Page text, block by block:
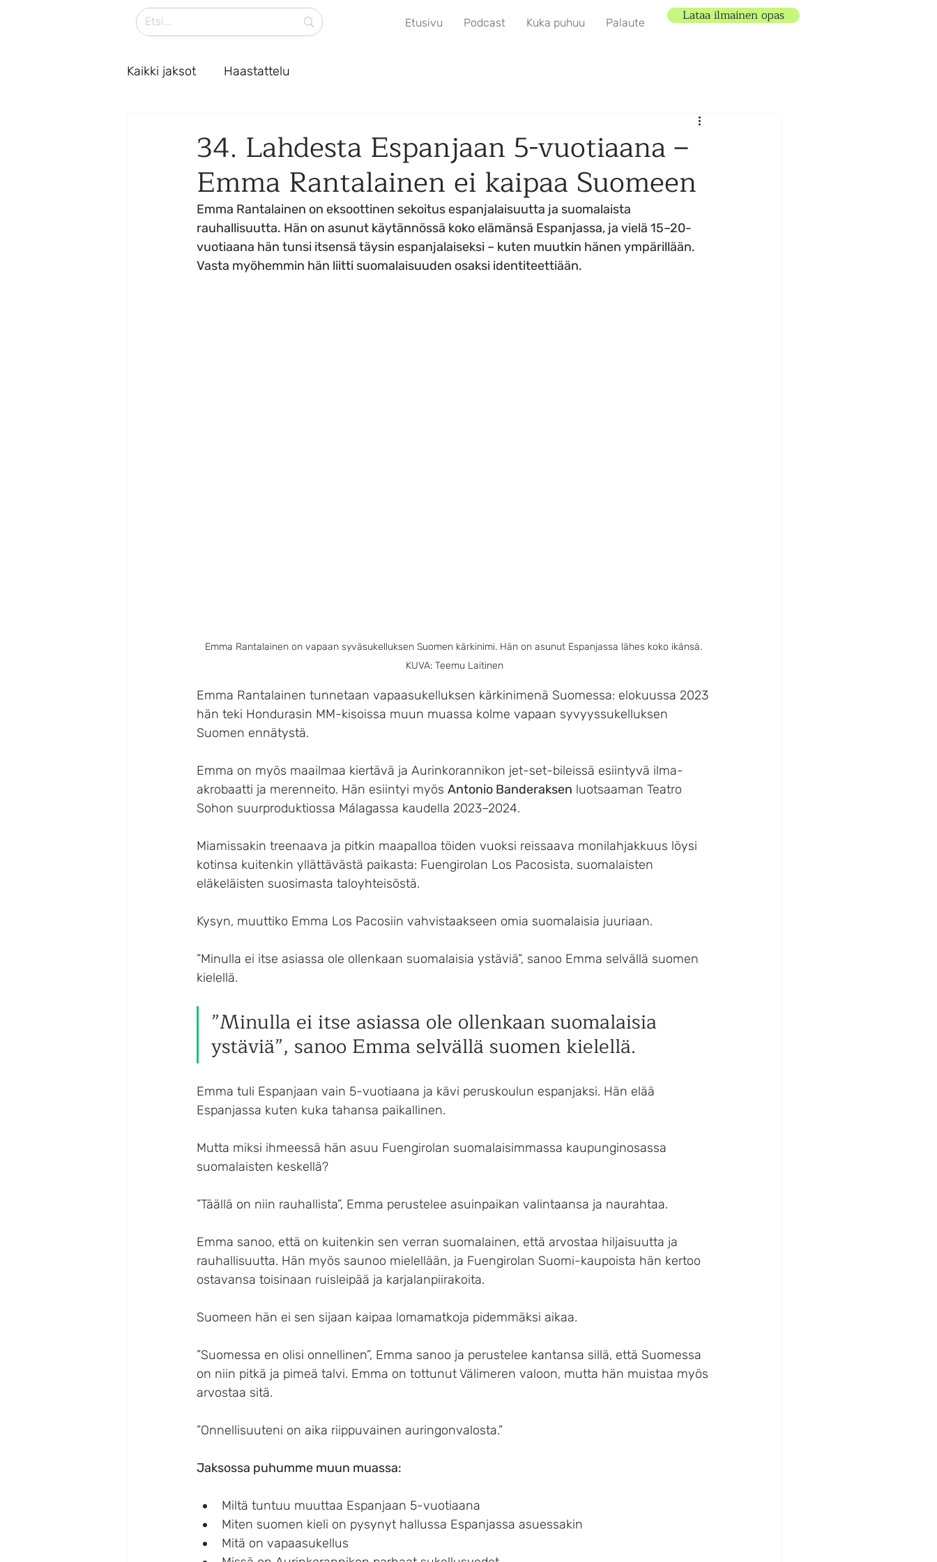
Etusivu Podcast Kuka puhuu Palaute Lataa ilmainen opas
Kaikki jaksot Haastattelu
34. Lahdesta Espanjaan 5-vuotiaana –
Emma Rantalainen ei kaipaa Suomeen
Emma Rantalainen on eksoottinen sekoitus espanjalaisuutta ja suomalaista
rauhallisuutta. Hän on asunut käytännössä koko elämänsä Espanjassa, ja vielä 15–20-
vuotiaana hän tunsi itsensä täysin espanjalaiseksi – kuten muutkin hänen ympärillään.
Vasta myöhemmin hän liitti suomalaisuuden osaksi identiteettiään.
Emma Rantalainen on vapaan syväsukelluksen Suomen kärkinimi. Hän on asunut Espanjassa lähes koko ikänsä.
KUVA: Teemu Laitinen
Emma Rantalainen tunnetaan vapaasukelluksen kärkinimenä Suomessa: elokuussa 2023
hän teki Hondurasin MM-kisoissa muun muassa kolme vapaan syvyyssukelluksen
Suomen ennätystä.
Emma on myös maailmaa kiertävä ja Aurinkorannikon jet-set-bileissä esiintyvä ilma-
akrobaatti ja merenneito. Hän esiintyi myös Antonio Banderaksen luotsaaman Teatro
Sohon suurproduktiossa Málagassa kaudella 2023–2024.
Miamissakin treenaava ja pitkin maapalloa töiden vuoksi reissaava monilahjakkuus löysi
kotinsa kuitenkin yllättävästä paikasta: Fuengirolan Los Pacosista, suomalaisten
eläkeläisten suosimasta taloyhteisöstä.
Kysyn, muuttiko Emma Los Pacosiin vahvistaakseen omia suomalaisia juuriaan.
”Minulla ei itse asiassa ole ollenkaan suomalaisia ystäviä”, sanoo Emma selvällä suomen
kielellä.
”Minulla ei itse asiassa ole ollenkaan suomalaisia
ystäviä”, sanoo Emma selvällä suomen kielellä.
Emma tuli Espanjaan vain 5-vuotiaana ja kävi peruskoulun espanjaksi. Hän elää
Espanjassa kuten kuka tahansa paikallinen.
Mutta miksi ihmeessä hän asuu Fuengirolan suomalaisimmassa kaupunginosassa
suomalaisten keskellä?
”Täällä on niin rauhallista”, Emma perustelee asuinpaikan valintaansa ja naurahtaa.
Emma sanoo, että on kuitenkin sen verran suomalainen, että arvostaa hiljaisuutta ja
rauhallisuutta. Hän myös saunoo mielellään, ja Fuengirolan Suomi-kaupoista hän kertoo
ostavansa toisinaan ruisleipää ja karjalanpiirakoita.
Suomeen hän ei sen sijaan kaipaa lomamatkoja pidemmäksi aikaa.
”Suomessa en olisi onnellinen”, Emma sanoo ja perustelee kantansa sillä, että Suomessa
on niin pitkä ja pimeä talvi. Emma on tottunut Välimeren valoon, mutta hän muistaa myös
arvostaa sitä.
”Onnellisuuteni on aika riippuvainen auringonvalosta.”
Jaksossa puhumme muun muassa:
Miltä tuntuu muuttaa Espanjaan 5-vuotiaana
Miten suomen kieli on pysynyt hallussa Espanjassa asuessakin
Mitä on vapaasukellus